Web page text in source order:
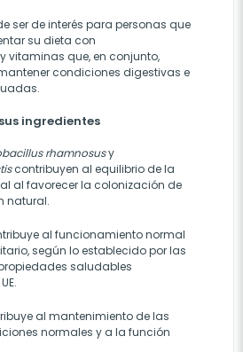
ser de interés para personas que
su dieta con
vitaminas que, en conjunto,
condiciones digestivas e
ingredientes
rhamnosusy
contribuyen al equilibrio de la
al favorecer la colonización de
natural.
al funcionamiento normal
según lo establecido por las
saludables
al mantenimiento de las
normales y a la función